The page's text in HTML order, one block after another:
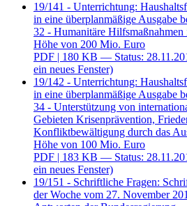
19/141 - Unterrichtung:
in eine überplanmäßige Ausgabe
32 - Humanitäre
Höhe von 200 Mio. Euro
PDF | 180 KB — Status:
ein neues Fenster)
19/142 - Unterrichtung:
in eine überplanmäßige Ausgabe
34 - Unterstützung von
Gebieten Krisenprävention,
Konfliktbewältigung durch das
Höhe von 100 Mio. Euro
PDF | 183 KB — Status:
ein neues Fenster)
19/151 - Schriftliche Fragen:
der Woche vom 27. November